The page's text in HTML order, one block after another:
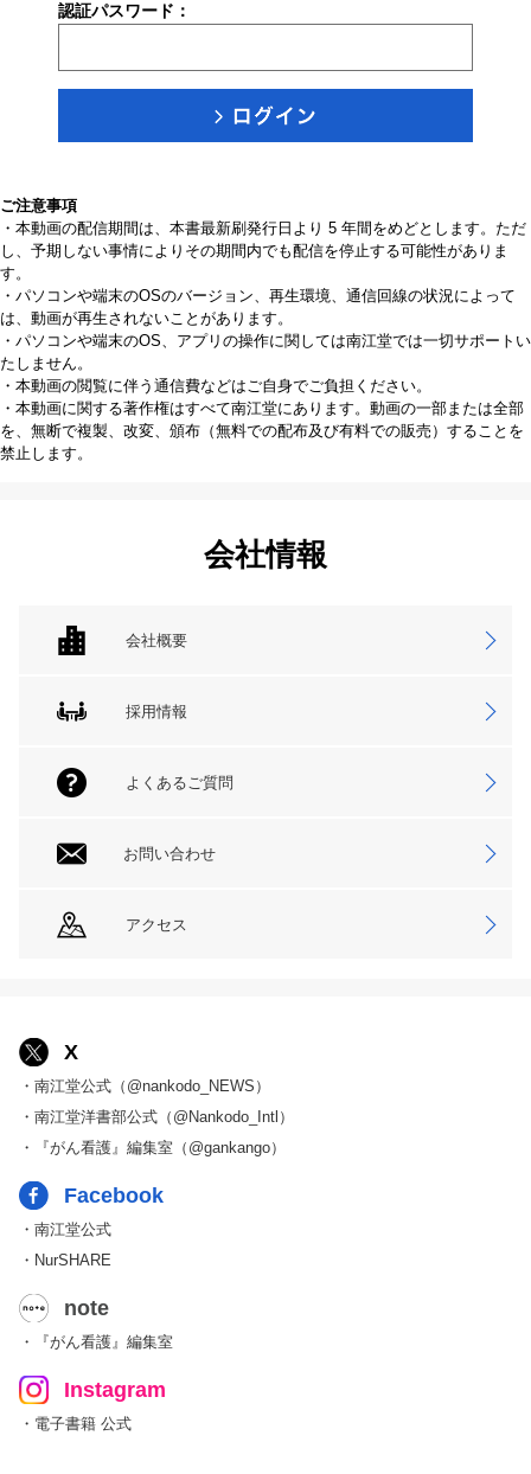
認証パスワード：
ご注意事項
・本動画の配信期間は、本書最新刷発行日より 5 年間をめどとします。ただ
し、予期しない事情によりその期間内でも配信を停止する可能性がありま
す。
・パソコンや端末のOSのバージョン、再生環境、通信回線の状況によって
は、動画が再生されないことがあります。
・パソコンや端末のOS、アプリの操作に関しては南江堂では一切サポートい
たしません。
・本動画の閲覧に伴う通信費などはご自身でご負担ください。
・本動画に関する著作権はすべて南江堂にあります。動画の一部または全部
を、無断で複製、改変、頒布（無料での配布及び有料での販売）することを
禁止します。
会社情報
会社概要
採用情報
よくあるご質問
お問い合わせ
アクセス
X
・南江堂公式（@nankodo_NEWS）
・南江堂洋書部公式（@Nankodo_Intl）
・『がん看護』編集室（@gankango）
Facebook
・南江堂公式
・NurSHARE
note
・『がん看護』編集室
Instagram
・電子書籍 公式